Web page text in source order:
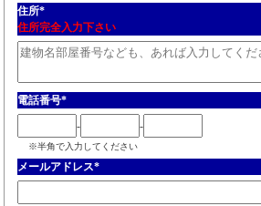
住所*
住所完全入力下さい
電話番号*
-
-
※半角で入力してください
メールアドレス*